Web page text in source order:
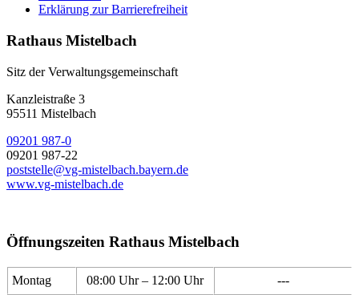
Erklärung zur Barrierefreiheit
Rathaus Mistelbach
Sitz der Verwaltungsgemeinschaft
Kanzleistraße 3
95511 Mistelbach
09201 987-0
09201 987-22
poststelle@vg-mistelbach.bayern.de
www.vg-mistelbach.de
Öffnungszeiten Rathaus Mistelbach
Montag 08:00 Uhr – 12:00 Uhr
---